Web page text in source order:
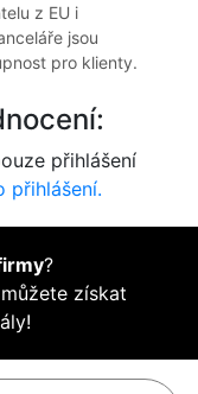
z EU i
jsou
pro klienty.
přihlášení
přihlášení.
?
získat